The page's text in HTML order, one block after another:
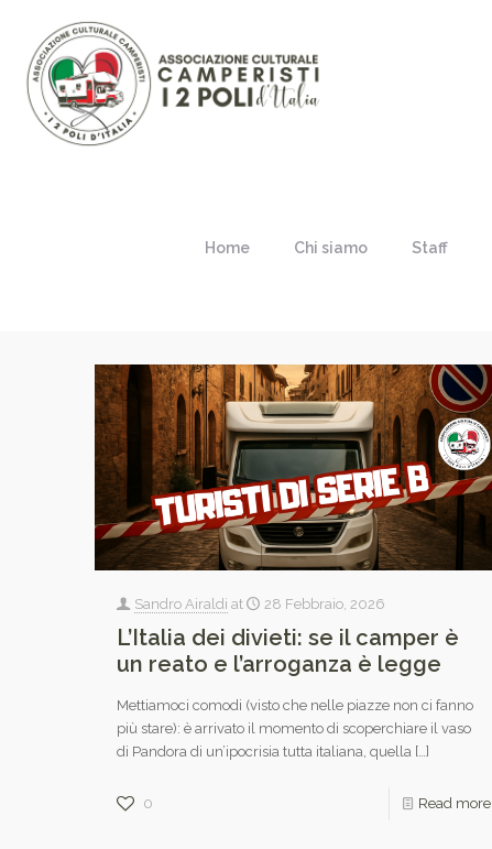
Home Chi siamo Staff
Sandro Airaldi at 28 Febbraio, 2026
L’Italia dei divieti: se il camper è
un reato e l’arroganza è legge
Mettiamoci comodi (visto che nelle piazze non ci fanno
più stare): è arrivato il momento di scoperchiare il vaso
di Pandora di un’ipocrisia tutta italiana, quella[…]
0 Read more